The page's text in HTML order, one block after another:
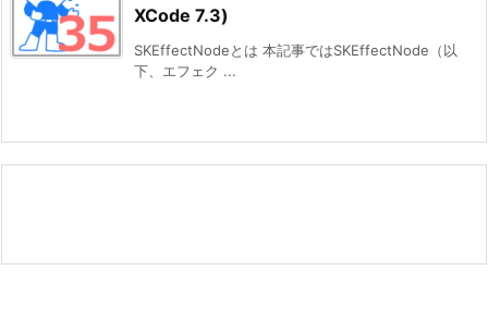
XCode 7.3)
SKEffectNodeとは 本記事ではSKEffectNode（以
下、エフェク ...